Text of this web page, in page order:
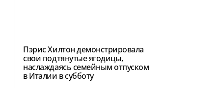
Пэрис Хилтон демонстрировала
свои подтянутые ягодицы,
наслаждаясь семейным отпуском
в Италии в субботу